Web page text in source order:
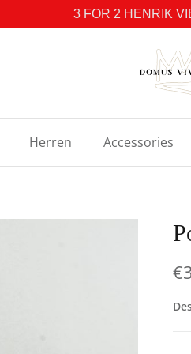
3 FOR 2 HENRIK
Herren Accessories